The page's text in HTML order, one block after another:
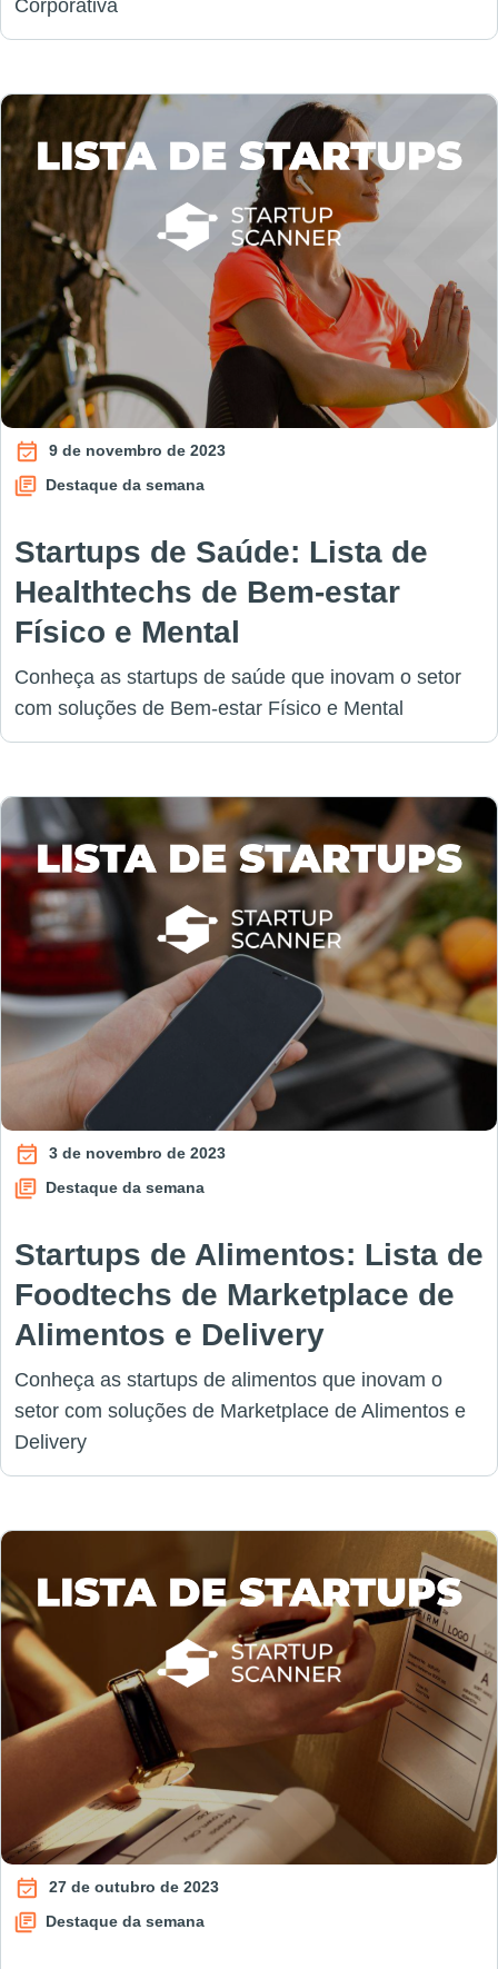
Corporativa
9 de novembro de 2023
Destaque da semana
Startups de Saúde: Lista de
Healthtechs de Bem-estar
Físico e Mental
Conheça as startups de saúde que inovam o setor
com soluções de Bem-estar Físico e Mental
3 de novembro de 2023
Destaque da semana
Startups de Alimentos: Lista de
Foodtechs de Marketplace de
Alimentos e Delivery
Conheça as startups de alimentos que inovam o
setor com soluções de Marketplace de Alimentos e
Delivery
27 de outubro de 2023
Destaque da semana